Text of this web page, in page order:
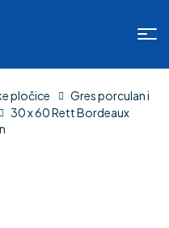
pločice
Gres porculan i
30 x 60 Rett Bordeaux